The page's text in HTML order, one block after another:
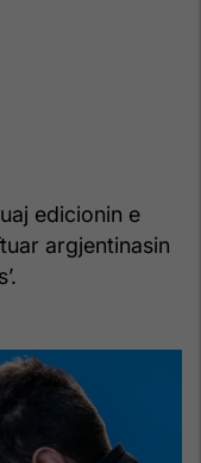
edicionin e
argjentinasin